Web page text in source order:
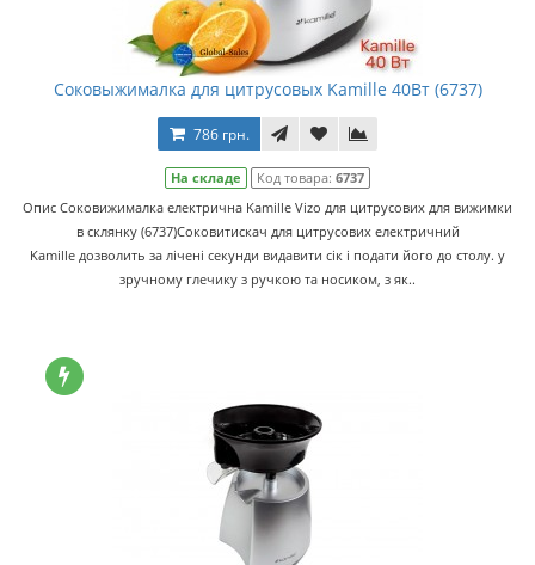
Соковыжималка для цитрусовых Kamille 40Вт (6737)
786 грн.
На складе Код товара: 6737
Опис Соковижималка електрична Kamille Vizo для цитрусових для вижимки
в склянку (6737)Соковитискач для цитрусових електричний
Kamille дозволить за лічені секунди видавити сік і подати його до столу. у
зручному глечику з ручкою та носиком, з як..